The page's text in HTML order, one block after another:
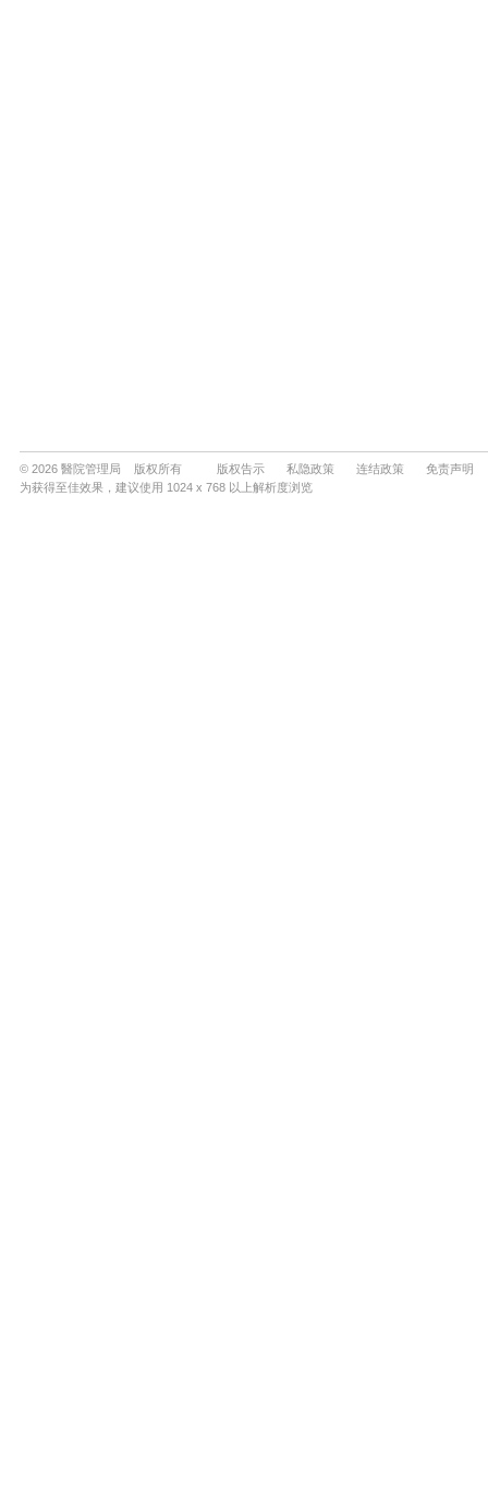
© 2026 醫院管理局 版权所有 版权告示 私隐政策 连结政策
免责声明
为获得至佳效果，建议使用 1024 x 768 以上解析度浏览